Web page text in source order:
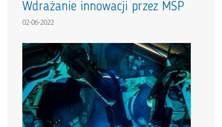
Wdrażanie innowacji przez MŚP
02-06-2022